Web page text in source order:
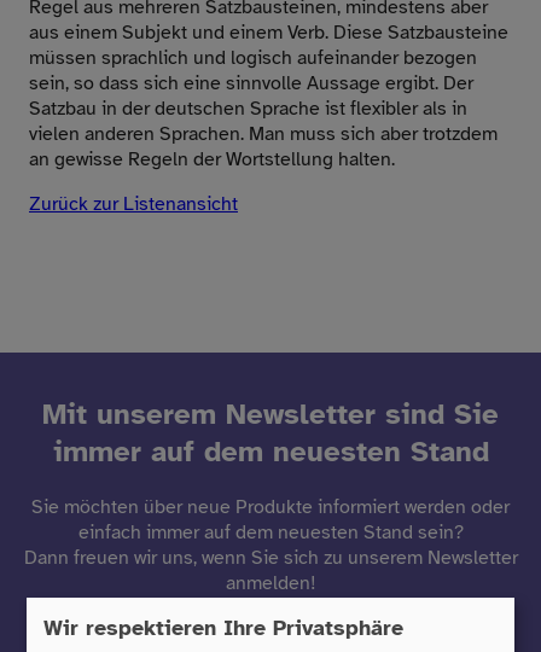
Regel aus mehreren Satzbausteinen, mindestens aber
aus einem Subjekt und einem Verb. Diese Satzbausteine
müssen sprachlich und logisch aufeinander bezogen
sein, so dass sich eine sinnvolle Aussage ergibt. Der
Satzbau in der deutschen Sprache ist flexibler als in
vielen anderen Sprachen. Man muss sich aber trotzdem
an gewisse Regeln der Wortstellung halten.
Zurück zur Listenansicht
Mit unserem Newsletter sind Sie
immer auf dem neuesten Stand
Sie möchten über neue Produkte informiert werden oder
einfach immer auf dem neuesten Stand sein?
Dann freuen wir uns, wenn Sie sich zu unserem Newsletter
anmelden!
Wir respektieren Ihre Privatsphäre